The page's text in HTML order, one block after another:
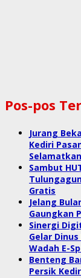
Pos-pos
Jurang
Kediri
Sambut
Gratis
Jelang
Gaungkan
Sinergi
Gelar
Wadah E-
Benteng
Persik